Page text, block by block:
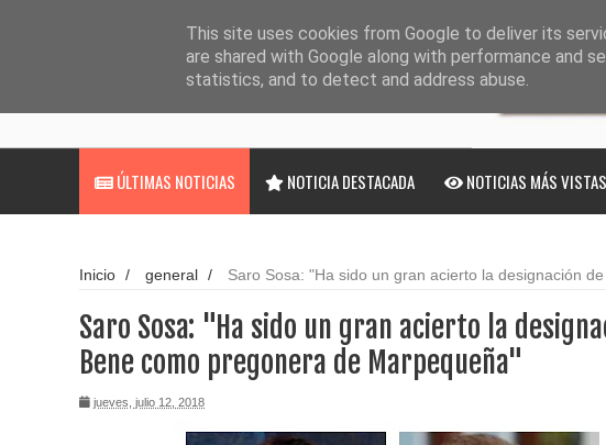
Cargando...
ÚLTIMAS NOTICIAS NOTICIA DESTACADA NOTICIAS MÁS VISTAS
Inicio / general /
Saro Sosa: "Ha sido un gran acierto la designación
Saro Sosa: "Ha sido un gran acierto la
Bene como pregonera de Marpequeña"
jueves, julio 12, 2018
This site uses cookies from Google to deliver its
are shared with Google along with performance and
statistics, and to detect and address abuse.